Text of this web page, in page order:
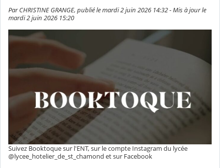
Par CHRISTINE GRANGE, publié le mardi 2 juin 2026 14:32 - Mis à jour le
mardi 2 juin 2026 15:20
Suivez Booktoque sur l'ENT, sur le compte Instagram du lycée
@lycee_hotelier_de_st_chamond et sur Facebook